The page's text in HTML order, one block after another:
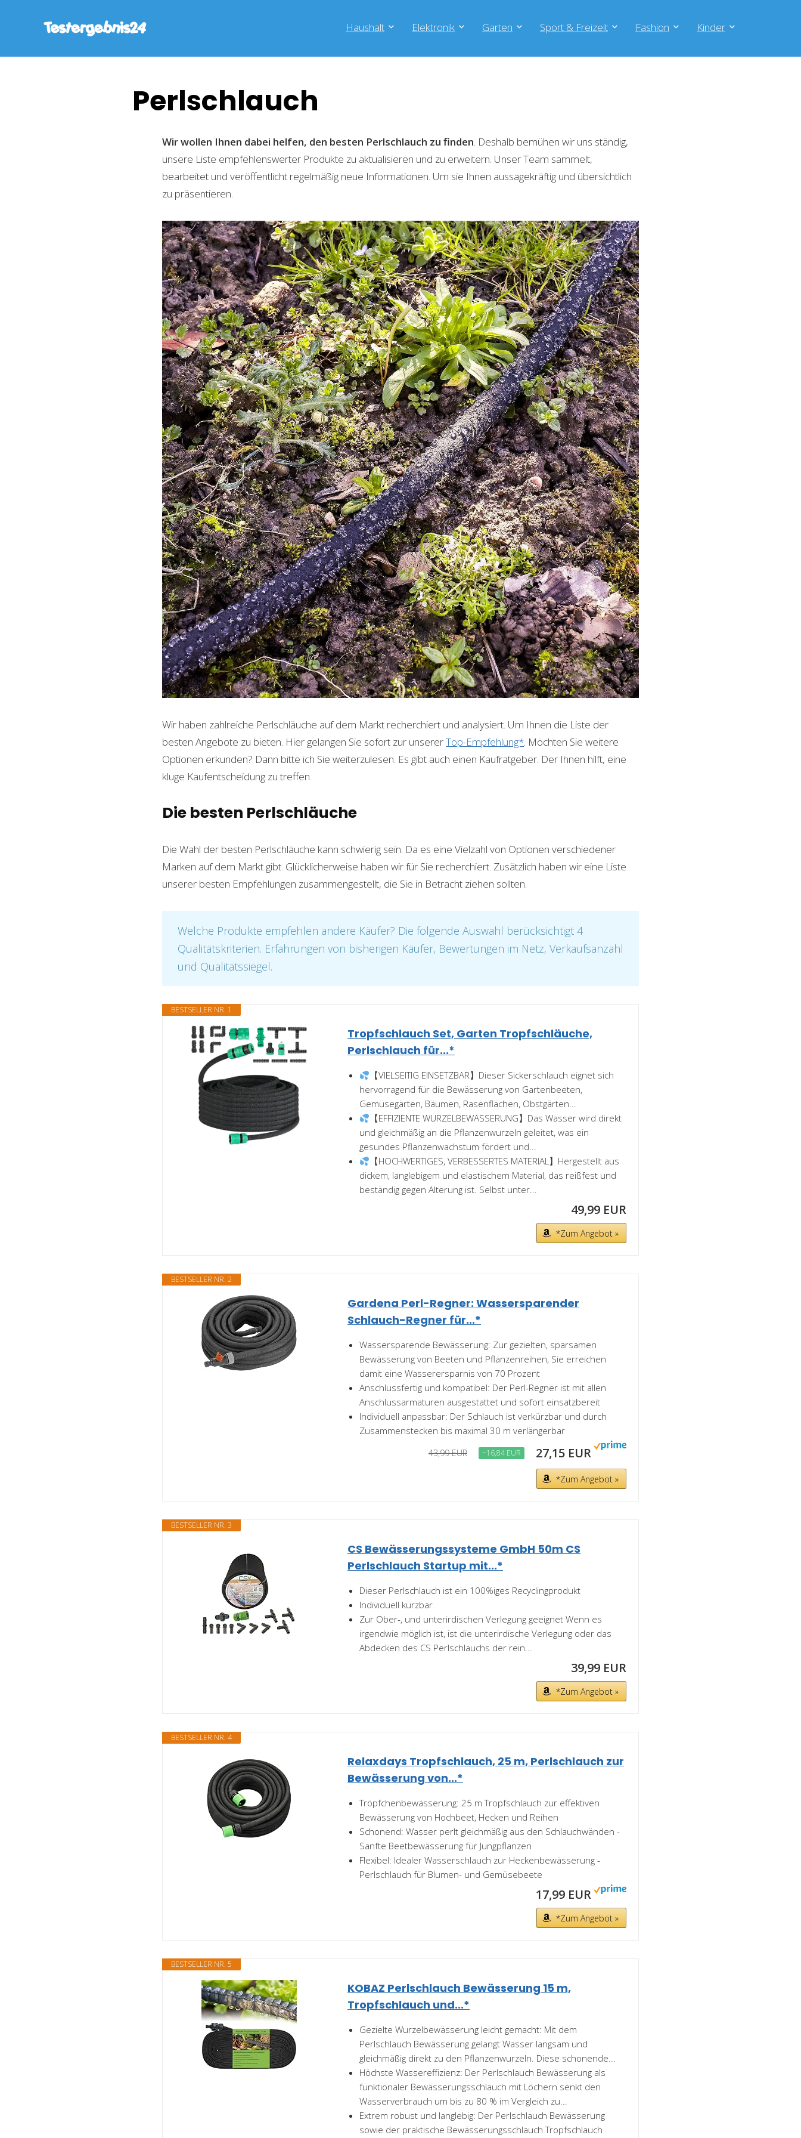
Haushalt Elektronik Garten Sport & Freizeit Fashion Kinder
Perlschlauch
Wir wollen Ihnen dabei helfen, den besten Perlschlauch zu finden. Deshalb bemühen wir uns ständig,
unsere Liste empfehlenswerter Produkte zu aktualisieren und zu erweitern. Unser Team sammelt,
bearbeitet und veröffentlicht regelmäßig neue Informationen. Um sie Ihnen aussagekräftig und übersichtlich
zu präsentieren.
Wir haben zahlreiche Perlschläuche auf dem Markt recherchiert und analysiert. Um Ihnen die Liste der
besten Angebote zu bieten. Hier gelangen Sie sofort zur unsererTop-Empfehlung*. Möchten Sie weitere
Optionen erkunden? Dann bitte ich Sie weiterzulesen. Es gibt auch einen Kaufratgeber. Der Ihnen hilft, eine
kluge Kaufentscheidung zu treffen.
Die besten Perlschläuche
Die Wahl der besten Perlschläuche kann schwierig sein. Da es eine Vielzahl von Optionen verschiedener
Marken auf dem Markt gibt. Glücklicherweise haben wir für Sie recherchiert. Zusätzlich haben wir eine Liste
unserer besten Empfehlungen zusammengestellt, die Sie in Betracht ziehen sollten.
Welche Produkte empfehlen andere Käufer? Die folgende Auswahl berücksichtigt 4
Qualitätskriterien. Erfahrungen von bisherigen Käufer, Bewertungen im Netz, Verkaufsanzahl
und Qualitätssiegel.
BESTSELLER NR. 1
Tropfschlauch Set, Garten Tropfschläuche,
Perlschlauch für...*
【VIELSEITIG EINSETZBAR】Dieser Sickerschlauch eignet sich
hervorragend für die Bewässerung von Gartenbeeten,
Gemüsegärten, Bäumen, Rasenflächen, Obstgärten...
【EFFIZIENTE WURZELBEWÄSSERUNG】Das Wasser wird direkt
und gleichmäßig an die Pflanzenwurzeln geleitet, was ein
gesundes Pflanzenwachstum fördert und...
【HOCHWERTIGES, VERBESSERTES MATERIAL】Hergestellt aus
dickem, langlebigem und elastischem Material, das reißfest und
beständig gegen Alterung ist. Selbst unter...
49,99 EUR
*Zum Angebot »
BESTSELLER NR. 2
Gardena Perl-Regner: Wassersparender
Schlauch-Regner für...*
Wassersparende Bewässerung: Zur gezielten, sparsamen
Bewässerung von Beeten und Pflanzenreihen, Sie erreichen
damit eine Wasserersparnis von 70 Prozent
Anschlussfertig und kompatibel: Der Perl-Regner ist mit allen
Anschlussarmaturen ausgestattet und sofort einsatzbereit
Individuell anpassbar: Der Schlauch ist verkürzbar und durch
Zusammenstecken bis maximal 30 m verlängerbar
43,99 EUR −16,84 EUR 27,15 EUR
*Zum Angebot »
BESTSELLER NR. 3
CS Bewässerungssysteme GmbH 50m CS
Perlschlauch Startup mit...*
Dieser Perlschlauch ist ein 100%iges Recyclingprodukt
Individuell kürzbar
Zur Ober-, und unterirdischen Verlegung geeignet Wenn es
irgendwie möglich ist, ist die unterirdische Verlegung oder das
Abdecken des CS Perlschlauchs der rein...
39,99 EUR
*Zum Angebot »
BESTSELLER NR. 4
Relaxdays Tropfschlauch, 25 m, Perlschlauch zur
Bewässerung von...*
Tröpfchenbewässerung: 25 m Tropfschlauch zur effektiven
Bewässerung von Hochbeet, Hecken und Reihen
Schonend: Wasser perlt gleichmäßig aus den Schlauchwänden -
Sanfte Beetbewässerung für Jungpflanzen
Flexibel: Idealer Wasserschlauch zur Heckenbewässerung -
Perlschlauch für Blumen- und Gemüsebeete
17,99 EUR
*Zum Angebot »
BESTSELLER NR. 5
KOBAZ Perlschlauch Bewässerung 15 m,
Tropfschlauch und...*
Gezielte Wurzelbewässerung leicht gemacht: Mit dem
Perlschlauch Bewässerung gelangt Wasser langsam und
gleichmäßig direkt zu den Pflanzenwurzeln. Diese schonende...
Höchste Wassereffizienz: Der Perlschlauch Bewässerung als
funktionaler Bewässerungsschlauch mit Löchern senkt den
Wasserverbrauch um bis zu 80 % im Vergleich zu...
Extrem robust und langlebig: Der Perlschlauch Bewässerung
sowie der praktische Bewässerungsschlauch Tropfschlauch